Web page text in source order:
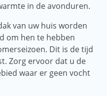
in de avonduren.
van uw huis worden
om hen te hebben
Dit is de tijd
Zorg ervoor dat u de
waar er geen vocht